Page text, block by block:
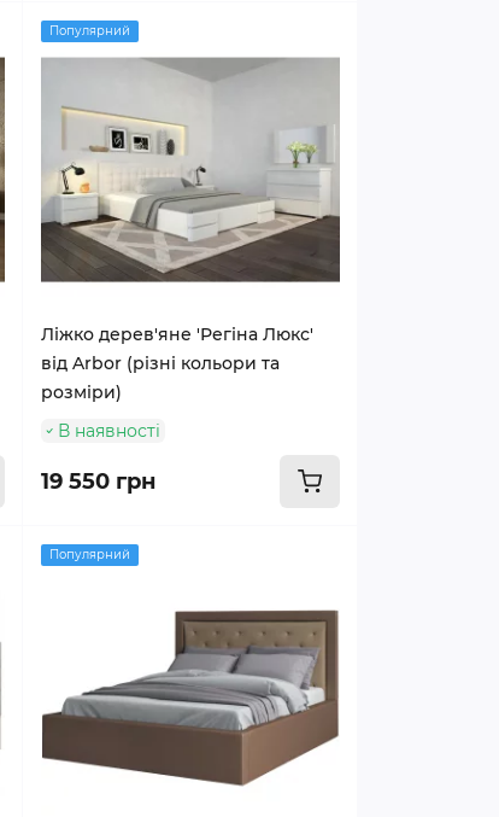
Популярний
Ліжко дерев'яне 'Регіна Люкс'
від Arbor (різні кольори та
розміри)
В наявності
19 550 грн
Популярний